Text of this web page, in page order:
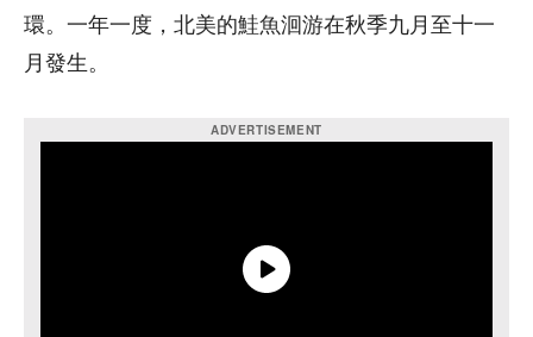
環。一年一度，北美的鮭魚洄游在秋季九月至十一
月發生。